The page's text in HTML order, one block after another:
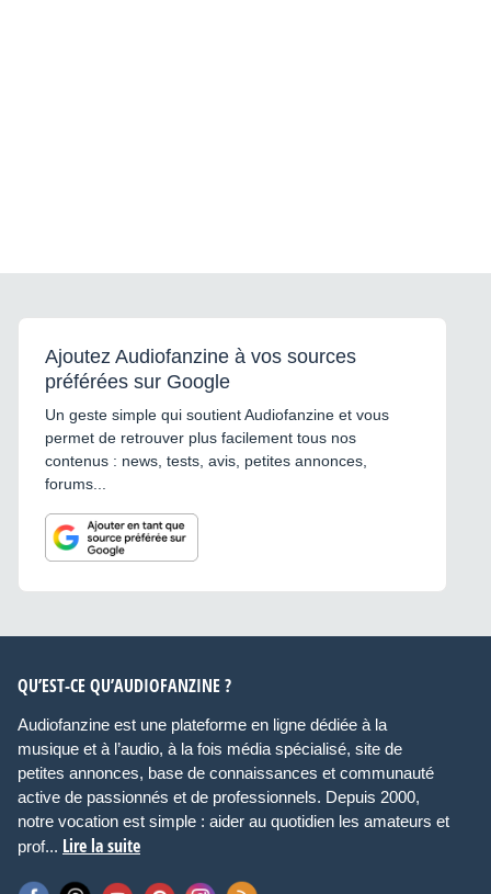
Ajoutez Audiofanzine à vos sources
préférées sur Google
Un geste simple qui soutient Audiofanzine et vous
permet de retrouver plus facilement tous nos
contenus : news, tests, avis, petites annonces,
forums...
QU’EST-CE QU’AUDIOFANZINE ?
Audiofanzine est une plateforme en ligne dédiée à la
musique et à l’audio, à la fois média spécialisé, site de
petites annonces, base de connaissances et communauté
active de passionnés et de professionnels. Depuis 2000,
notre vocation est simple : aider au quotidien les amateurs et
prof... Lire la suite